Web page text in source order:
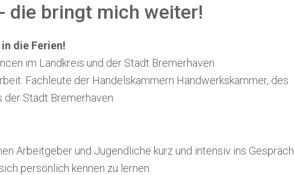
die bringt mich weiter!
die Ferien!
im Landkreis und der Stadt Bremerhaven
Fachleute der Handelskammern Handwerkskammer, des
Stadt Bremerhaven
Arbeitgeber und Jugendliche kurz und intensiv ins Gespräch.
persönlich kennen zu lernen.